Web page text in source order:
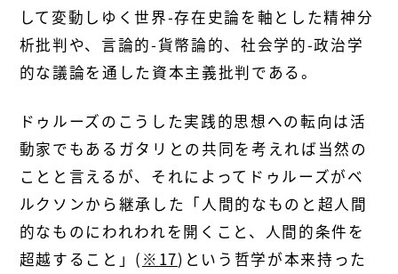
して変動しゆく世界-存在史論を軸とした精神分
析批判や、言論的-貨幣論的、社会学的-政治学
的な議論を通した資本主義批判である。
ドゥルーズのこうした実践的思想への転向は活
動家でもあるガタリとの共同を考えれば当然の
ことと言えるが、それによってドゥルーズがベ
ルクソンから継承した「人間的なものと超人間
的なものにわれわれを開くこと、人間的条件を
超越すること」( ※17)という哲学が本来持った